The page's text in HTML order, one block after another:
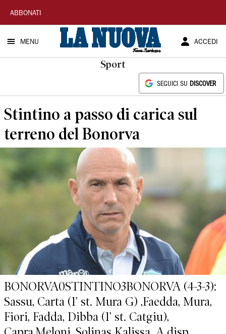
La
Nuova
Sardegna
ABBONATI
MENU ACCEDI
Sport
SEGUICI SU DISCOVER
Stintino a passo di carica sul
terreno del Bonorva
BONORVA0STINTINO3BONORVA (4-3-3):
Sassu, Carta (1’ st. Mura G) ,Faedda, Mura,
Fiori, Fadda, Dibba (1’ st. Catgiu),